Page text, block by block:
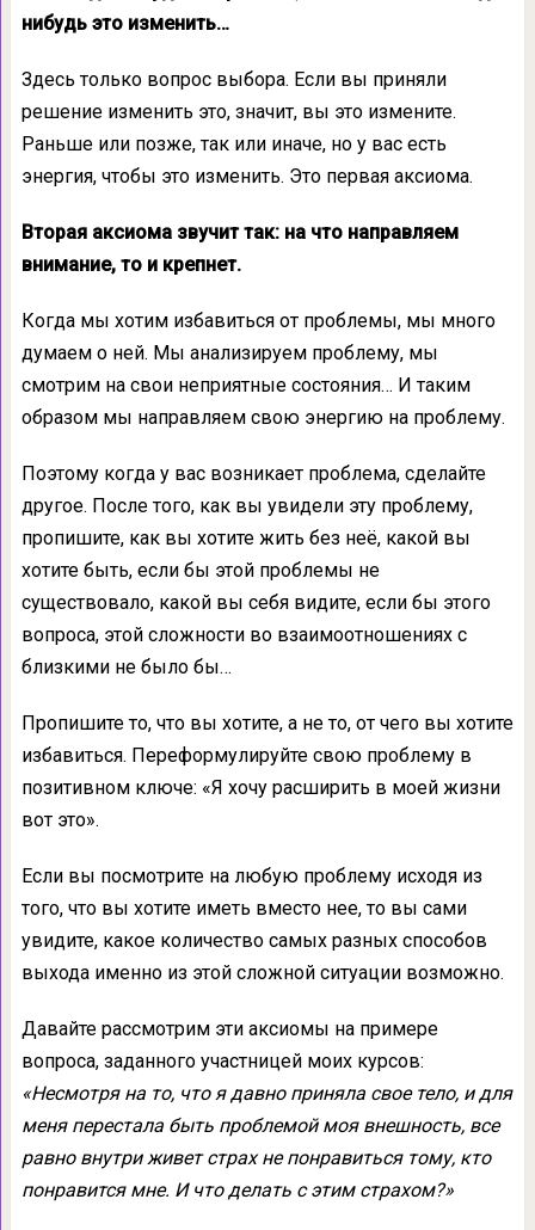
нибудь это изменить…
Здесь только вопрос выбора. Если вы приняли
решение изменить это, значит, вы это измените.
Раньше или позже, так или иначе, но у вас есть
энергия, чтобы это изменить. Это первая аксиома.
Вторая аксиома звучит так: на что направляем
внимание, то и крепнет.
Когда мы хотим избавиться от проблемы, мы много
думаем о ней. Мы анализируем проблему, мы
смотрим на свои неприятные состояния… И таким
образом мы направляем свою энергию на проблему.
Поэтому когда у вас возникает проблема, сделайте
другое. После того, как вы увидели эту проблему,
пропишите, как вы хотите жить без неё, какой вы
хотите быть, если бы этой проблемы не
существовало, какой вы себя видите, если бы этого
вопроса, этой сложности во взаимоотношениях с
близкими не было бы…
Пропишите то, что вы хотите, а не то, от чего вы хотите
избавиться. Переформулируйте свою проблему в
позитивном ключе: «Я хочу расширить в моей жизни
вот это».
Если вы посмотрите на любую проблему исходя из
того, что вы хотите иметь вместо нее, то вы сами
увидите, какое количество самых разных способов
выхода именно из этой сложной ситуации возможно.
Давайте рассмотрим эти аксиомы на примере
вопроса, заданного участницей моих курсов:
«Несмотря на то, что я давно приняла свое тело, и для
меня перестала быть проблемой моя внешность, все
равно внутри живет страх не понравиться тому, кто
понравится мне. И что делать с этим страхом?»